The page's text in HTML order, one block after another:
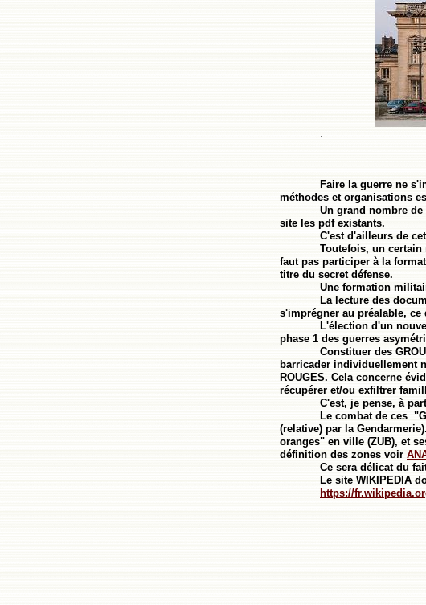
.
Faire la guerre ne
méthodes et organisations
Un grand nombre
site les pdf existants.
C'est d'ailleurs de
Toutefois, un certain
faut pas participer à la
titre du secret défense.
Une formation
La lecture des
s'imprégner au préalable,
L'élection d'un
phase 1 des guerres
Constituer des
barricader individuellement
ROUGES. Cela concerne
récupérer et/ou exfiltrer
C'est, je pense, à
Le combat de ces
(relative) par la
oranges" en ville (ZUB), et
définition des zones voir
Ce sera délicat du
Le site WIKIPEDIA
https://